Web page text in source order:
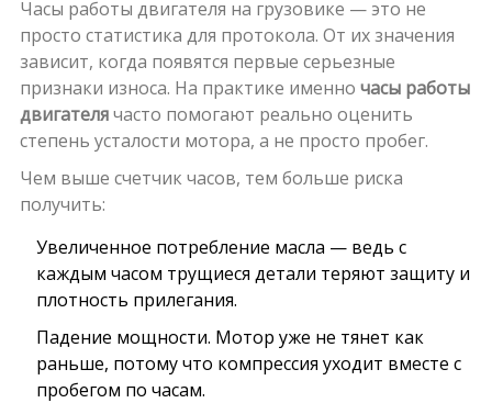
Часы работы двигателя на грузовике — это не
просто статистика для протокола. От их значения
зависит, когда появятся первые серьезные
признаки износа. На практике именно часы работы
двигателячасто помогают реально оценить
степень усталости мотора, а не просто пробег.
Чем выше счетчик часов, тем больше риска
получить:
Увеличенное потребление масла — ведь с
каждым часом трущиеся детали теряют защиту и
плотность прилегания.
Падение мощности. Мотор уже не тянет как
раньше, потому что компрессия уходит вместе с
пробегом по часам.